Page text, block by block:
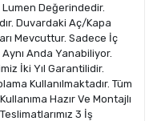
Değerindedir.
Duvardaki Aç/Kapa
Mevcuttur. Sadece İç
Aynı Anda Yanabiliyor.
İki Yıl Garantilidir.
Kullanılmaktadır. Tüm
Hazır Ve Montajlı
3 İş